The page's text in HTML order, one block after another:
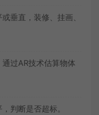
垂直，装修、挂画、
通过AR技术估算物体
判断是否超标。